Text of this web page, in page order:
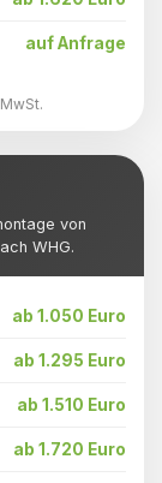
auf Anfrage
von
WHG.
ab 1.050 Euro
ab 1.295 Euro
ab 1.510 Euro
ab 1.720 Euro